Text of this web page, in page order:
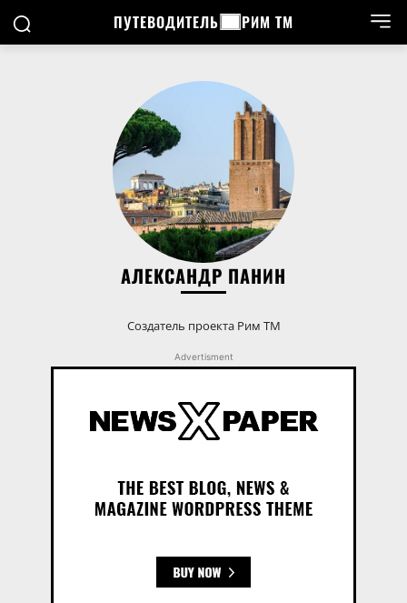
ПУТЕВОДИТЕЛЬ РИМ ТМ
АЛЕКСАНДР ПАНИН
Создатель проекта Рим ТМ
Advertisment